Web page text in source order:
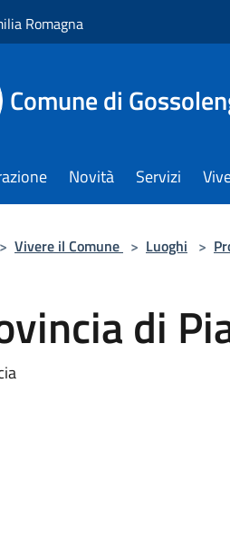
Romagna
Comune di
Novità Servizi
> Vivere il Comune > Luoghi >
di